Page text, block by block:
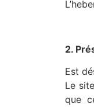
2.
Est
Le site
que